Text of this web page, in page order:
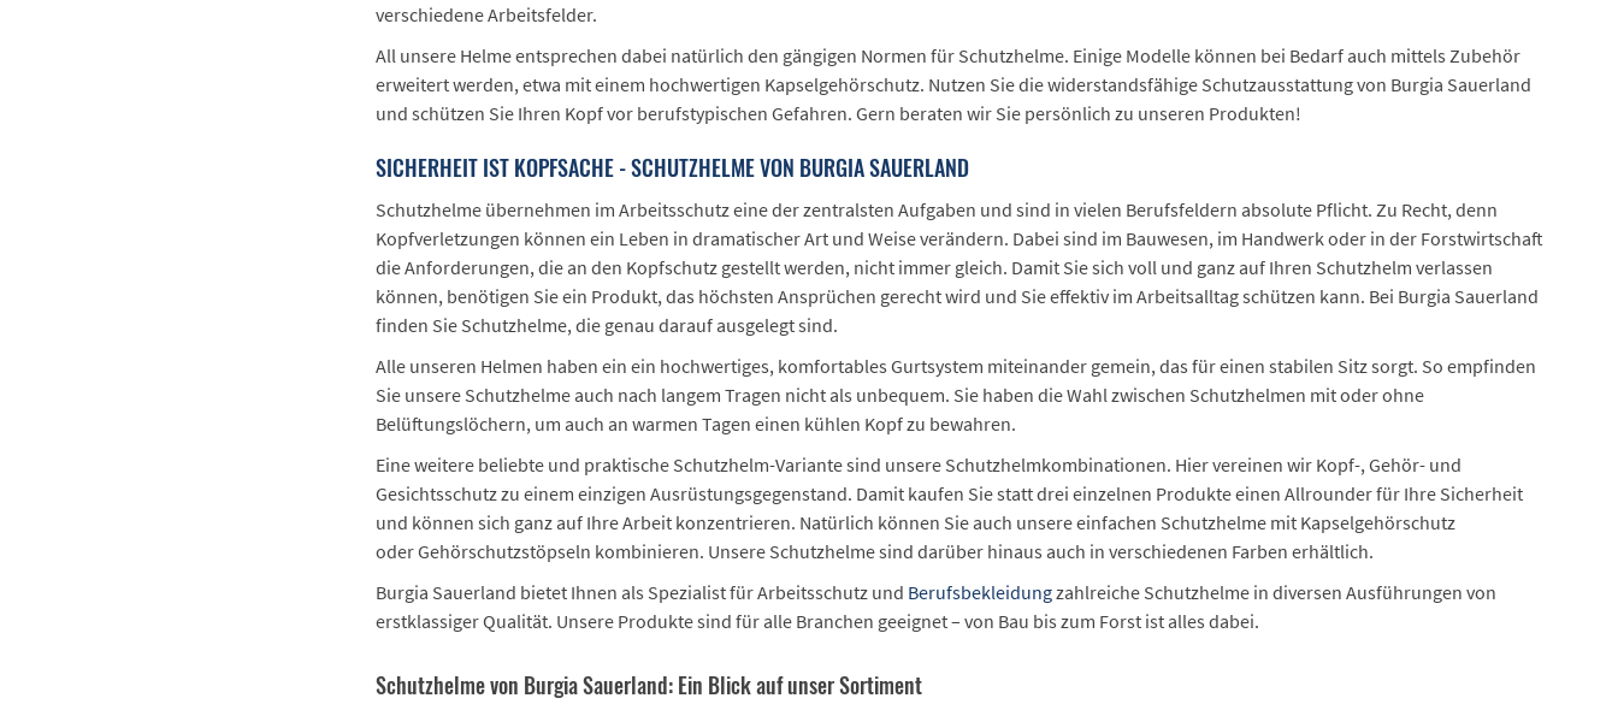
verschiedene Arbeitsfelder.
All unsere Helme entsprechen dabei natürlich den gängigen Normen für Schutzhelme. Einige Modelle können bei Bedarf auch mittels Zubehör
erweitert werden, etwa mit einem hochwertigen Kapselgehörschutz. Nutzen Sie die widerstandsfähige Schutzausstattung von Burgia Sauerland
und schützen Sie Ihren Kopf vor berufstypischen Gefahren. Gern beraten wir Sie persönlich zu unseren Produkten!
SICHERHEIT IST KOPFSACHE - SCHUTZHELME VON BURGIA SAUERLAND
Schutzhelme übernehmen im Arbeitsschutz eine der zentralsten Aufgaben und sind in vielen Berufsfeldern absolute Pflicht. Zu Recht, denn
Kopfverletzungen können ein Leben in dramatischer Art und Weise verändern. Dabei sind im Bauwesen, im Handwerk oder in der Forstwirtschaft
die Anforderungen, die an den Kopfschutz gestellt werden, nicht immer gleich. Damit Sie sich voll und ganz auf Ihren Schutzhelm verlassen
können, benötigen Sie ein Produkt, das höchsten Ansprüchen gerecht wird und Sie effektiv im Arbeitsalltag schützen kann. Bei Burgia Sauerland
finden Sie Schutzhelme, die genau darauf ausgelegt sind.
Alle unseren Helmen haben ein ein hochwertiges, komfortables Gurtsystem miteinander gemein, das für einen stabilen Sitz sorgt. So empfinden
Sie unsere Schutzhelme auch nach langem Tragen nicht als unbequem. Sie haben die Wahl zwischen Schutzhelmen mit oder ohne
Belüftungslöchern, um auch an warmen Tagen einen kühlen Kopf zu bewahren.
Eine weitere beliebte und praktische Schutzhelm-Variante sind unsere Schutzhelmkombinationen. Hier vereinen wir Kopf-, Gehör- und
Gesichtsschutz zu einem einzigen Ausrüstungsgegenstand. Damit kaufen Sie statt drei einzelnen Produkte einen Allrounder für Ihre Sicherheit
und können sich ganz auf Ihre Arbeit konzentrieren. Natürlich können Sie auch unsere einfachen Schutzhelme mit Kapselgehörschutz
oder Gehörschutzstöpseln kombinieren. Unsere Schutzhelme sind darüber hinaus auch in verschiedenen Farben erhältlich.
Burgia Sauerland bietet Ihnen als Spezialist für Arbeitsschutz und Berufsbekleidungzahlreiche Schutzhelme in diversen Ausführungen von
erstklassiger Qualität. Unsere Produkte sind für alle Branchen geeignet – von Bau bis zum Forst ist alles dabei.
Schutzhelme von Burgia Sauerland: Ein Blick auf unser Sortiment